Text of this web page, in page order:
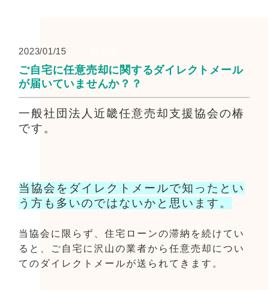
2023/01/15
ご自宅に任意売却に関するダイレクトメール
が届いていませんか？？
一般社団法人近畿任意売却支援協会の椿
です。
当協会をダイレクトメールで知ったとい
う方も多いのではないかと思います。
当協会に限らず、住宅ローンの滞納を続けてい
ると、ご自宅に沢山の業者から任意売却につい
てのダイレクトメールが送られてきます。